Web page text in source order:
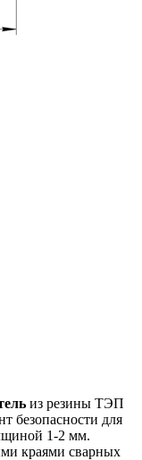
из резины ТЭП
безопасности для
1-2 мм.
краями сварных